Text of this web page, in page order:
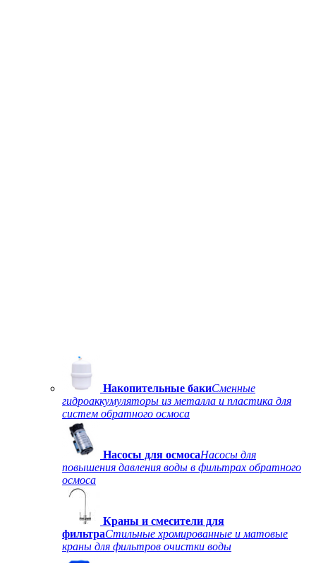
Накопительные бакиСменные
гидроаккумуляторы из металла и пластика для
систем обратного осмоса
Насосы для осмосаНасосы для
повышения давления воды в фильтрах обратного
осмоса
Краны и смесители для
фильтраСтильные хромированные и матовые
краны для фильтров очистки воды